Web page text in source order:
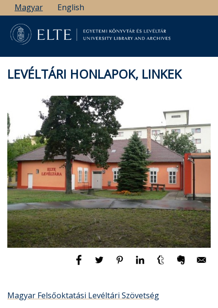
Ugrás
a
tartalomra
Magyar English
LEVÉLTÁRI HONLAPOK, LINKEK
Magyar Felsőoktatási Levéltári Szövetség